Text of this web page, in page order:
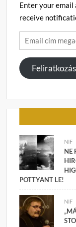
Enter your email
receive
Email
cím
megadása
Feliratkozás
NIF
NE
POTTYANT LE!
NIF